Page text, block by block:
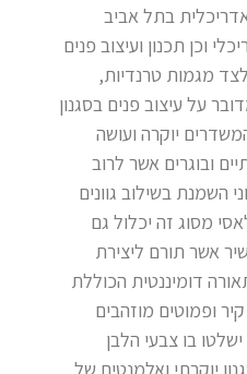
בתל אביב
וכן תכנון ועיצוב פנים
מגמות טרנדיות,
על עיצוב פנים בסגנון
יוקרה ועושה
ובוגרים אשר לרוב
השמנת בשילוב גוונים
מסוג זה יכלול גם
אשר תורם ליצירת
דומיננטית הכוללת
ופמוטים מוזהבים
בו צבעי הלבן